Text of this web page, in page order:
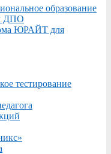
образование
ДПО
ЮРАЙТ для
тестирование